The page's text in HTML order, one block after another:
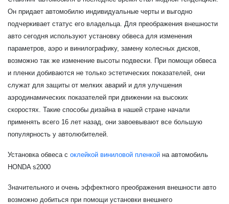
Он придает автомобилю индивидуальные черты и выгодно
подчеркивает статус его владельца. Для преображения внешности
авто сегодня используют установку обвеса для изменения
параметров, аэро и винилографику, замену колесных дисков,
возможно так же изменение высоты подвески. При помощи обвеса
и пленки добиваются не только эстетических показателей, они
служат для защиты от мелких аварий и для улучшения
аэродинамических показателей при движении на высоких
скоростях. Такие способы дизайна в нашей стране начали
применять всего 16 лет назад, они завоевывают все большую
популярность у автолюбителей.
Установка обвеса с оклейкой виниловой пленкой на автомобиль
HONDA s2000
Значительного и очень эффектного преображения внешности авто
возможно добиться при помощи установки внешнего